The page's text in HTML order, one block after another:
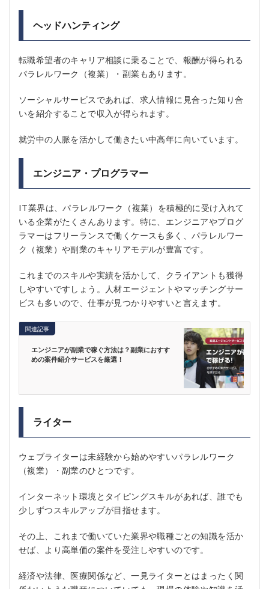
ヘッドハンティング
転職希望者のキャリア相談に乗ることで、報酬が得られる
パラレルワーク（複業）・副業もあります。
ソーシャルサービスであれば、求人情報に見合った知り合
いを紹介することで収入が得られます。
就労中の人脈を活かして働きたい中高年に向いています。
エンジニア・プログラマー
IT業界は、パラレルワーク（複業）を積極的に受け入れて
いる企業がたくさんあります。特に、エンジニアやプログ
ラマーはフリーランスで働くケースも多く、パラレルワー
ク（複業）や副業のキャリアモデルが豊富です。
これまでのスキルや実績を活かして、クライアントも獲得
しやすいですしょう。人材エージェントやマッチングサー
ビスも多いので、仕事が見つかりやすいと言えます。
関連記事
エンジニアが副業で稼ぐ方法は？副業におすす
めの案件紹介サービスを厳選！
ライター
ウェブライターは未経験から始めやすいパラレルワーク
（複業）・副業のひとつです。
インターネット環境とタイピングスキルがあれば、誰でも
少しずつスキルアップが目指せます。
その上、これまで働いていた業界や職種ごとの知識を活か
せば、より高単価の案件を受注しやすいのです。
経済や法律、医療関係など、一見ライターとはまったく関